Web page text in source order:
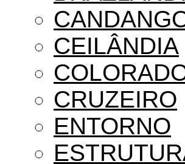
CEILÂNDIA
CRUZEIRO
ENTORNO